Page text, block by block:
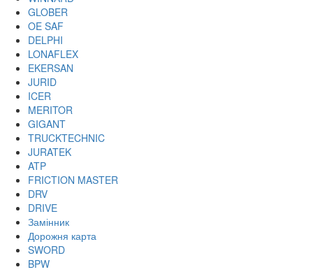
GLOBER
OE SAF
DELPHI
LONAFLEX
EKERSAN
JURID
ICER
MERITOR
GIGANT
TRUCKTECHNIC
JURATEK
ATP
FRICTION MASTER
DRV
DRIVE
Замінник
Дорожня карта
SWORD
BPW